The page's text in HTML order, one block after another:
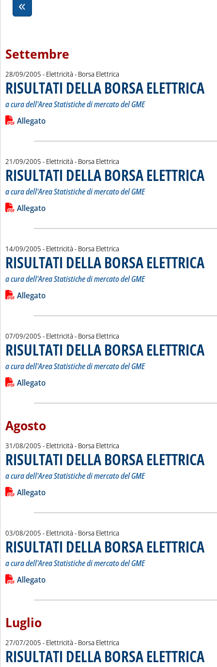
Settembre
28/09/2005 - Elettricità - Borsa Elettrica
RISULTATI DELLA BORSA ELETTRICA
a cura dell'Area Statistiche di mercato del GME
Leggi tutta la notizia: 'RISULTATI DELLA BORSA ELETTRICA'
Lista allegati PDF alla notizia
Allegato
21/09/2005 - Elettricità - Borsa Elettrica
RISULTATI DELLA BORSA ELETTRICA
a cura dell'Area Statistiche di mercato del GME
Leggi tutta la notizia: 'RISULTATI DELLA BORSA ELETTRICA'
Lista allegati PDF alla notizia
Allegato
14/09/2005 - Elettricità - Borsa Elettrica
RISULTATI DELLA BORSA ELETTRICA
a cura dell'Area Statistiche di mercato del GME
Leggi tutta la notizia: 'RISULTATI DELLA BORSA ELETTRICA'
Lista allegati PDF alla notizia
Allegato
07/09/2005 - Elettricità - Borsa Elettrica
RISULTATI DELLA BORSA ELETTRICA
a cura dell'Area Statistiche di mercato del GME
Leggi tutta la notizia: 'RISULTATI DELLA BORSA ELETTRICA'
Lista allegati PDF alla notizia
Allegato
Agosto
31/08/2005 - Elettricità - Borsa Elettrica
RISULTATI DELLA BORSA ELETTRICA
a cura dell'Area Statistiche di mercato del GME
Leggi tutta la notizia: 'RISULTATI DELLA BORSA ELETTRICA'
Lista allegati PDF alla notizia
Allegato
03/08/2005 - Elettricità - Borsa Elettrica
RISULTATI DELLA BORSA ELETTRICA
a cura dell'Area Statistiche di mercato del GME
Leggi tutta la notizia: 'RISULTATI DELLA BORSA ELETTRICA'
Lista allegati PDF alla notizia
Allegato
Luglio
27/07/2005 - Elettricità - Borsa Elettrica
RISULTATI DELLA BORSA ELETTRICA